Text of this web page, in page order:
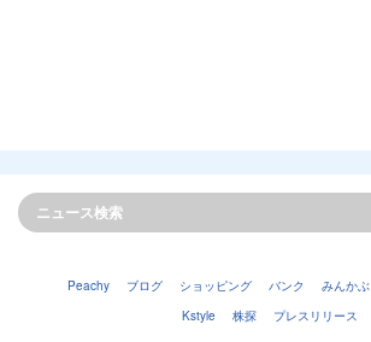
Peachy ブログ ショッピング バンク みんかぶ
Kstyle
株探 プレスリリース